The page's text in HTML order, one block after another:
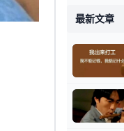
最新文章